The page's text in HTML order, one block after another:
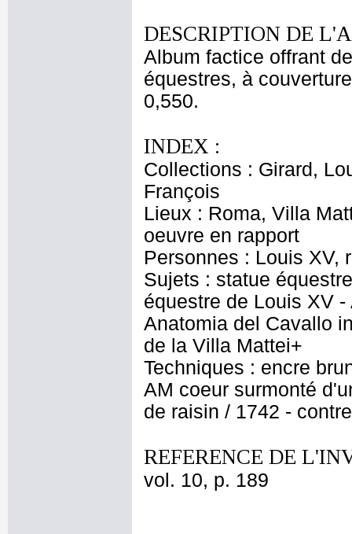
DESCRIPTION DE
Album factice offrant
équestres, à
0,550.
INDEX :
Collections : Girard,
François
Lieux : Roma, Villa
oeuvre en rapport
Personnes : Louis XV,
Sujets : statue
équestre de Louis XV
Anatomia del Cavallo
de la Villa Mattei+
Techniques : encre
AM coeur surmonté
de raisin / 1742 -
REFERENCE DE
vol. 10, p. 189